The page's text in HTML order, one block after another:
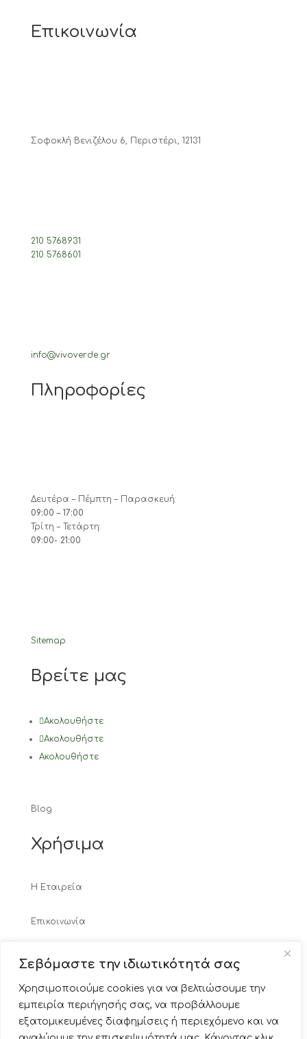
Σεβόμαστε την ιδιωτικότητά σας
Χρησιμοποιούμε cookies για να βελτιώσουμε την
εμπειρία περιήγησής σας, να προβάλλουμε
εξατομικευμένες διαφημίσεις ή περιεχόμενο και να
Επικοινωνία
Σοφοκλή Βενιζέλου 6, Περιστέρι, 12131
210 5768931
210 5768601
info@vivoverde.gr
Πληροφορίες
Δευτέρα – Πέμπτη – Παρασκευή:
09:00 – 17:00
Τρίτη – Τετάρτη:
09:00- 21:00
Sitemap
Βρείτε μας
Ακολουθήστε
Ακολουθήστε
Ακολουθήστε
Blog
Χρήσιμα
Η Εταιρεία
Επικοινωνία
Τρόποι Πληρωμής
Τρόποι Αποστολής
Πολιτική Επιστροφών & Ακυρώσεων